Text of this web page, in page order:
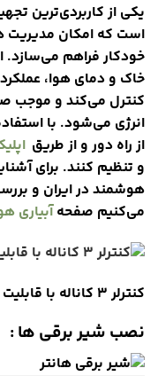
یکی از کاربردی‌ترین
است که امکان مدیریت
خودکار فراهم می‌سازد.
خاک و دمای هوا،
کنترل می‌کند و موجب
انرژی می‌شود. با
از راه دور و از طریق
و تنظیم کنند. برای
هوشمند در ایران و
می‌کنیم صفحهآبیاری
کنترلر ۳ کاناله با قابلیت هوشمند سازی
نصب شیر برقی ها :